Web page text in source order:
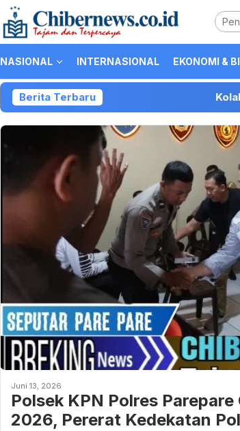
NASIONAL INTERNASIONAL EKONOMI &
Berita Terbaru Kolaborasi
Juni 13, 2026
Polsek KPN Polres
2026, Pererat Kedekatan